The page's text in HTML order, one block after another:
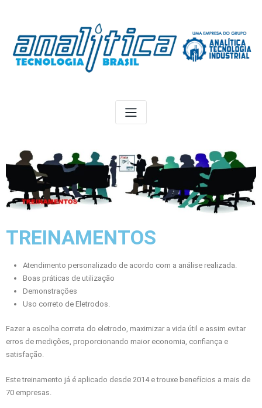
TREINAMENTOS
Atendimento personalizado de acordo com a análise realizada.
Boas práticas de utilização
Demonstrações
Uso correto de Eletrodos.
Fazer a escolha correta do eletrodo, maximizar a vida útil e assim evitar
erros de medições, proporcionando maior economia, confiança e
satisfação.
Este treinamento já é aplicado desde 2014 e trouxe benefícios a mais de
70 empresas.